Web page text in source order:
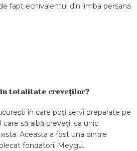
fapt echivalentul din limba persană
în totalitate creveților?
în care poți servi preparate pe
să aibă creveții ca unic
Aceasta a fost una dintre
fondatorii Meygu.